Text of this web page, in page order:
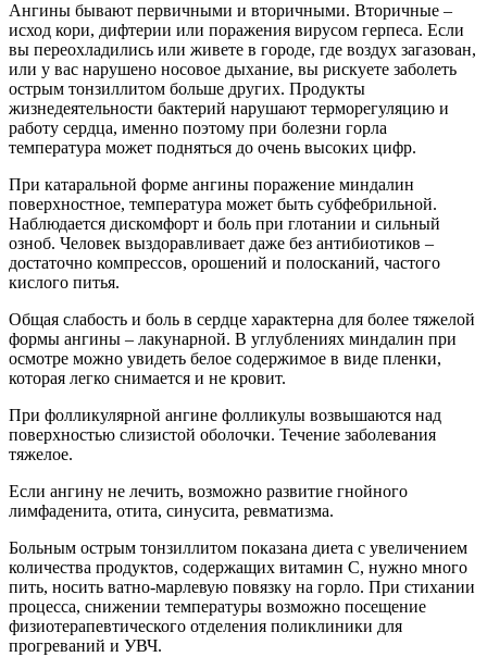
Ангины бывают первичными и вторичными. Вторичные –
исход кори, дифтерии или поражения вирусом герпеса. Если
вы переохладились или живете в городе, где воздух загазован,
или у вас нарушено носовое дыхание, вы рискуете заболеть
острым тонзиллитом больше других. Продукты
жизнедеятельности бактерий нарушают терморегуляцию и
работу сердца, именно поэтому при болезни горла
температура может подняться до очень высоких цифр.
При катаральной форме ангины поражение миндалин
поверхностное, температура может быть субфебрильной.
Наблюдается дискомфорт и боль при глотании и сильный
озноб. Человек выздоравливает даже без антибиотиков –
достаточно компрессов, орошений и полосканий, частого
кислого питья.
Общая слабость и боль в сердце характерна для более тяжелой
формы ангины – лакунарной. В углублениях миндалин при
осмотре можно увидеть белое содержимое в виде пленки,
которая легко снимается и не кровит.
При фолликулярной ангине фолликулы возвышаются над
поверхностью слизистой оболочки. Течение заболевания
тяжелое.
Если ангину не лечить, возможно развитие гнойного
лимфаденита, отита, синусита, ревматизма.
Больным острым тонзиллитом показана диета с увеличением
количества продуктов, содержащих витамин С, нужно много
пить, носить ватно-марлевую повязку на горло. При стихании
процесса, снижении температуры возможно посещение
физиотерапевтического отделения поликлиники для
прогреваний и УВЧ.